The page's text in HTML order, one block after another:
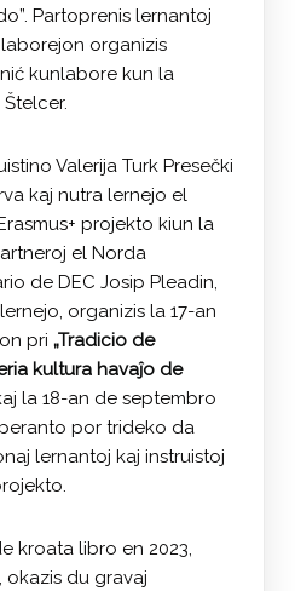
Partoprenis lernantoj
organizis
kunlabore kun la
Valerija Turk Presečki
kaj nutra lernejo el
projekto kiun la
el Norda
de DEC Josip Pleadin,
organizis la 17-an
pri „Tradicio de
kultura havaĵo de
la 18-an de septembro
por trideko da
lernantoj kaj instruistoj
kroata libro en 2023,
okazis du gravaj